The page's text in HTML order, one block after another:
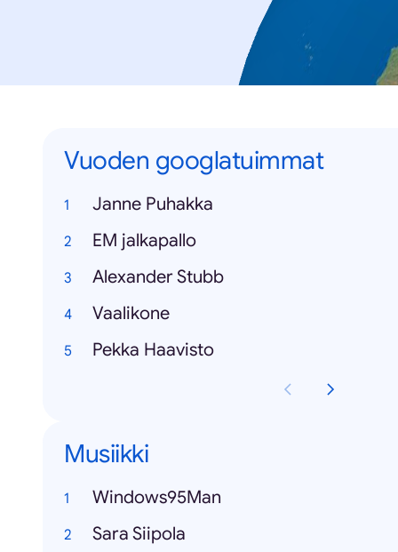
Vuoden googlatuimmat
Janne Puhakka
EM jalkapallo
Alexander Stubb
Vaalikone
Pekka Haavisto
Musiikki
Windows95Man
Sara Siipola